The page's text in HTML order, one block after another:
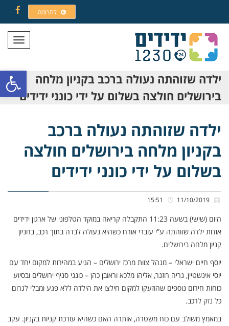
פתח
לתרומה
תפריט
ילדה שזוהתה נעולה ברכב בקניון מלחה
בירושלים חולצה בשלום על ידי כונני ידידים
ילדה שזוהתה נעולה ברכב
בקניון מלחה בירושלים חולצה
בשלום על ידי כונני ידידים
היום (שישי) בשעה 11:23 התקבלה קריאה במוקד הטלפוני של ארגון ידידים
אודות ילדה שזוהתה ע”י עוברי אורח כשהיא נעולה לבדה בתוך רכב, בחניון
קניון מלחה בירושלים.
יוסף חיים ישראלי – מנהל צוות מרכז ירושלים – הגיע במהירות למקום יחד עם
יוסי אינשטיין, נריה רוזנר, אליהו מלכא וראובן כהן – כונני סניף ירושלים ובסיוע
כוחות חירום נוספים שהוזעקו למקום חילצו את הילדה ללא פגע ומבלי לגרום
כל נזק לרכב.
במאמץ משולב עם כוח משטרה, אותרה האם כשהיא עורכת קניות בקניון. עקב